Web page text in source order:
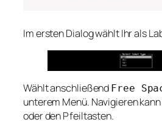
Im ersten Dialog wählt Ihr als
Wählt anschließend Free
unterem Menü. Navigieren
oder den Pfeiltasten.